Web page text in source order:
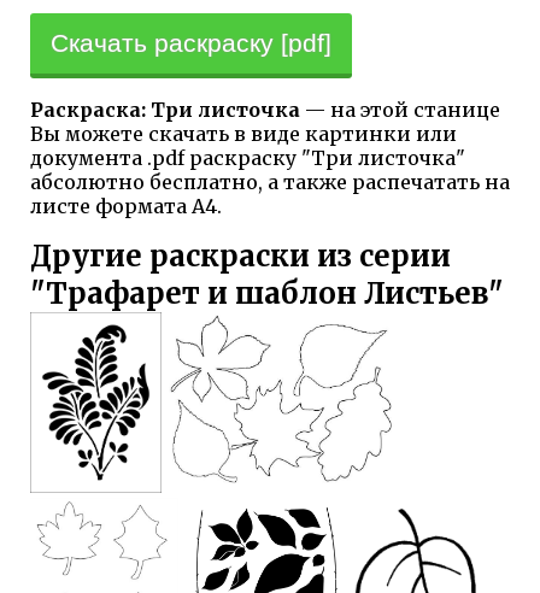
Скачать раскраску [pdf]
Раскраска: Три листочка — на этой станице
Вы можете скачать в виде картинки или
документа .pdf раскраску "Три листочка"
абсолютно бесплатно, а также распечатать на
листе формата А4.
Другие раскраски из серии
"Трафарет и шаблон Листьев"